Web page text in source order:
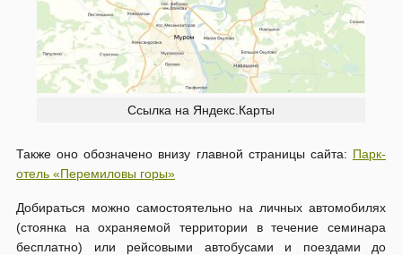
Ссылка на Яндекс.Карты
Также оно обозначено внизу главной страницы сайта: Парк-
отель «Перемиловы горы»
Добираться можно самостоятельно на личных автомобилях
(стоянка на охраняемой территории в течение семинара
бесплатно) или рейсовыми автобусами и поездами до